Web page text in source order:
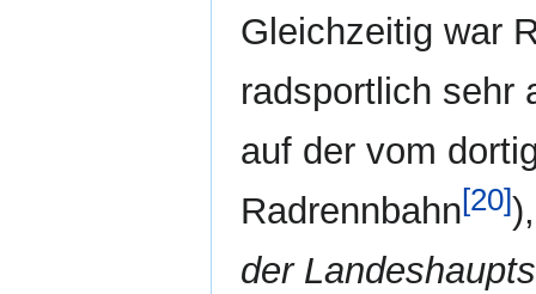
Gleichzeitig war
radsportlich sehr
auf der vom
Radrennbahn[20]),
der